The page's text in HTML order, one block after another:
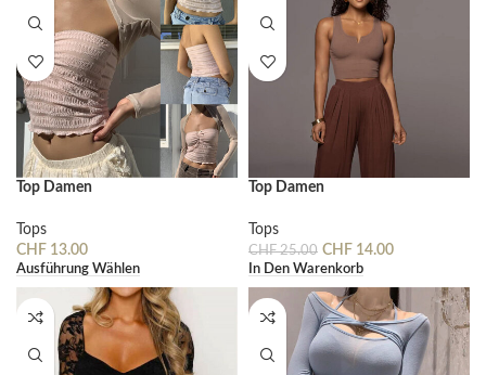
Top Damen
Tops
CHF 13.00
Ausführung Wählen
Top Damen
Tops
CHF25.00 CHF 14.00
In Den Warenkorb